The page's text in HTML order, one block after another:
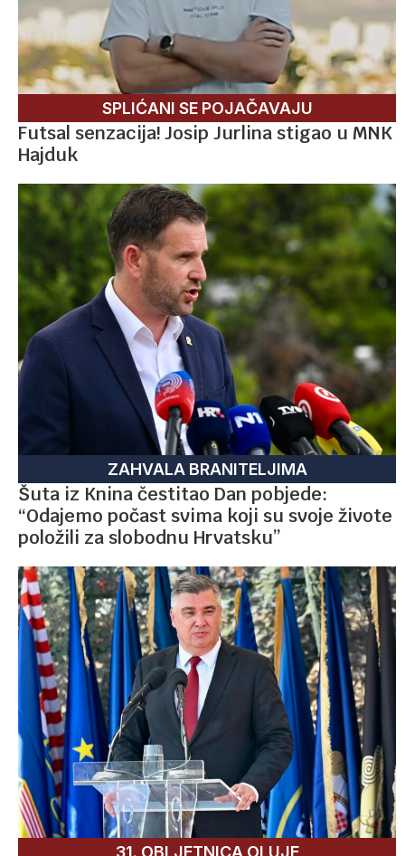
SPLIĆANI SE POJAČAVAJU
Futsal senzacija! Josip Jurlina stigao u MNK
Hajduk
ZAHVALA BRANITELJIMA
Šuta iz Knina čestitao Dan pobjede:
“Odajemo počast svima koji su svoje živote
položili za slobodnu Hrvatsku”
31. OBLJETNICA OLUJE